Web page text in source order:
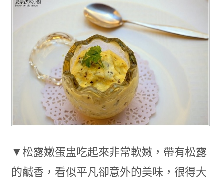
▼松露嫩蛋盅吃起來非常軟嫩，帶有松露
的鹹香，看似平凡卻意外的美味，很得大